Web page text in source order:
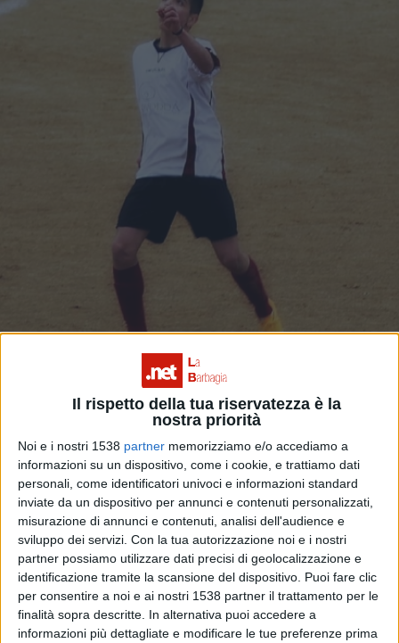
Il rispetto della tua riservatezza è la
nostra priorità
Noi e i nostri 1538 partner memorizziamo e/o accediamo a
informazioni su un dispositivo, come i cookie, e trattiamo dati
personali, come identificatori univoci e informazioni standard
inviate da un dispositivo per annunci e contenuti personalizzati,
misurazione di annunci e contenuti, analisi dell'audience e
sviluppo dei servizi. Con la tua autorizzazione noi e i nostri
partner possiamo utilizzare dati precisi di geolocalizzazione e
identificazione tramite la scansione del dispositivo. Puoi fare clic
per consentire a noi e ai nostri 1538 partner il trattamento per le
finalità sopra descritte. In alternativa puoi accedere a
informazioni più dettagliate e modificare le tue preferenze prima
Un super Ovodda perde immeritatamente
con la seconda in classifica
ARTE